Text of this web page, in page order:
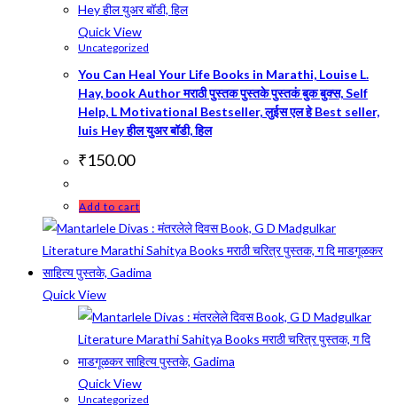
Quick View
Uncategorized
You Can Heal Your Life Books in Marathi, Louise L.
Hay, book Author मराठी पुस्तक पुस्तके पुस्तकं बुक बुक्स, Self
Help, L Motivational Bestseller, लुईस एल हे Best seller,
luis Hey हील युअर बॉडी, हिल
₹150.00
Add to cart
Quick View
Quick View
Uncategorized